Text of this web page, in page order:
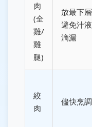
肉
(全
雞/
雞
腿)
放最下層
避免汁液
滴漏
絞
肉
儘快烹調